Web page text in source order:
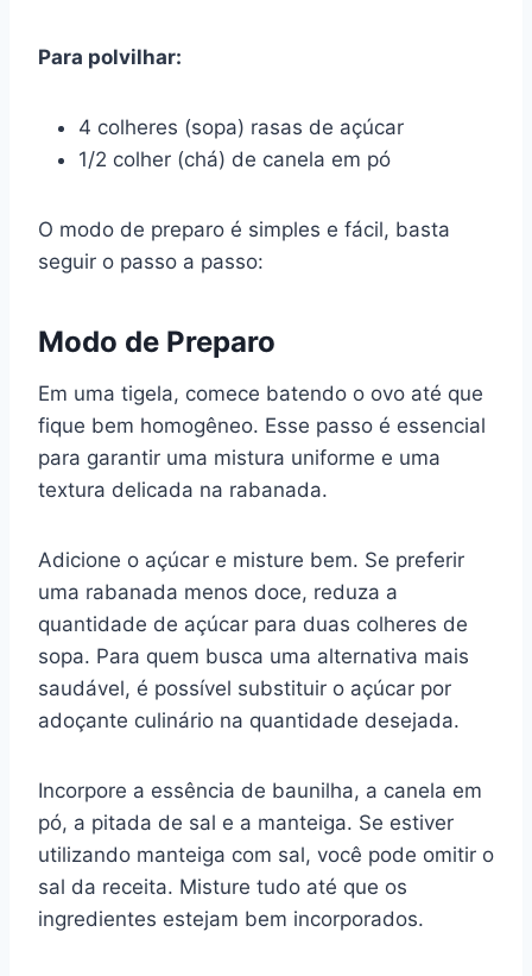
Para polvilhar:
4 colheres (sopa) rasas de açúcar
1/2 colher (chá) de canela em pó
O modo de preparo é simples e fácil, basta
seguir o passo a passo:
Modo de Preparo
Em uma tigela, comece batendo o ovo até que
fique bem homogêneo. Esse passo é essencial
para garantir uma mistura uniforme e uma
textura delicada na rabanada.
Adicione o açúcar e misture bem. Se preferir
uma rabanada menos doce, reduza a
quantidade de açúcar para duas colheres de
sopa. Para quem busca uma alternativa mais
saudável, é possível substituir o açúcar por
adoçante culinário na quantidade desejada.
Incorpore a essência de baunilha, a canela em
pó, a pitada de sal e a manteiga. Se estiver
utilizando manteiga com sal, você pode omitir o
sal da receita. Misture tudo até que os
ingredientes estejam bem incorporados.